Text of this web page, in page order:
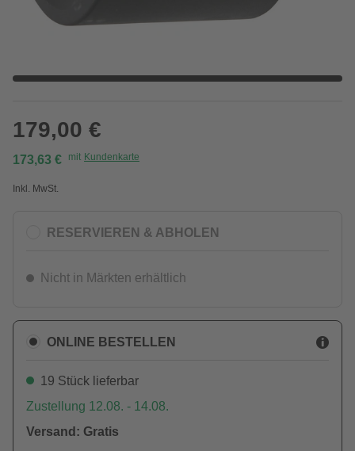
179,00 €
173,63 € mit Kundenkarte
Inkl. MwSt.
RESERVIEREN & ABHOLEN
Nicht in Märkten erhältlich
ONLINE BESTELLEN
19 Stück lieferbar
Zustellung 12.08. - 14.08.
Versand: Gratis